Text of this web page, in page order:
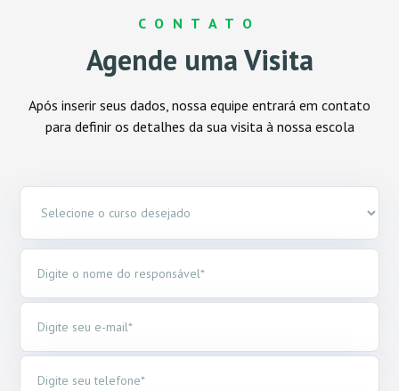
CONTATO
Agende uma Visita
Após inserir seus dados, nossa equipe entrará em contato
para definiros detalhes da sua visita à nossa escola